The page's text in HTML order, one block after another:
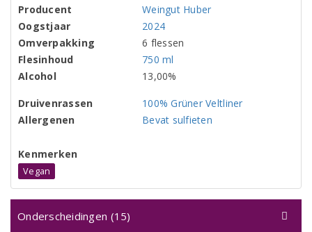
Producent
Weingut Huber
Oogstjaar
2024
Omverpakking
6 flessen
Flesinhoud
750 ml
Alcohol
13,00%
Druivenrassen
100% Grüner Veltliner
Allergenen
Bevat sulfieten
Kenmerken
Vegan
Onderscheidingen (15)